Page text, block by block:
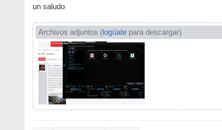
un saludo
Archivos adjuntos (logúate para descargar)